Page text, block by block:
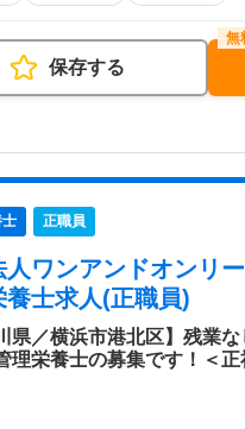
保存する
正職員
人ワンアンドオンリ
養士求人(正職員)
県／横浜市港北区】残業
理栄養士の募集です！＜正